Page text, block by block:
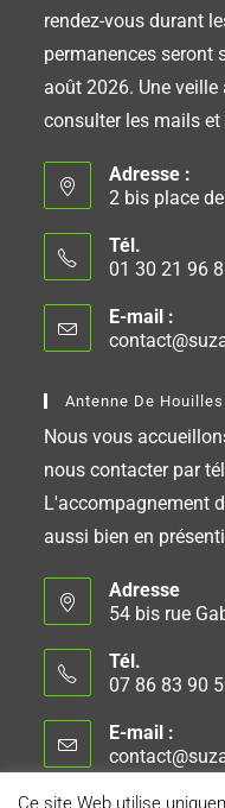
rendez-vous durant
permanences seront
août 2026. Une
consulter les mails
Adresse :
2 bis place
Tél.
01 30 21 96
E-mail :
Antenne De Houilles
Nous vous
nous contacter par
L'accompagnement
aussi bien en
Adresse
54 bis rue
Tél.
07 86 83 90
E-mail :
Ce site Web utilise